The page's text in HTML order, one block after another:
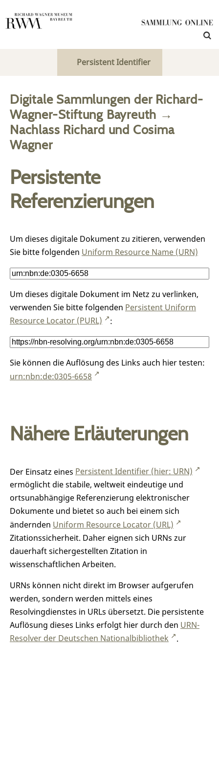
Persistent Identifier
Digitale Sammlungen der Richard-
Wagner-Stiftung Bayreuth →
Nachlass Richard und Cosima
Wagner
Persistente
Referenzierungen
Um dieses digitale Dokument zu zitieren, verwenden
Sie bitte folgenden Uniform Resource Name (URN)
Um dieses digitale Dokument im Netz zu verlinken,
verwenden Sie bitte folgenden Persistent Uniform
Resource Locator (PURL)
:
Sie können die Auflösung des Links auch hier testen:
urn:nbn:de:0305-6658
Nähere Erläuterungen
Der Einsatz eines Persistent Identifier (hier: URN)
ermöglicht die stabile, weltweit eindeutige und
ortsunabhängige Referenzierung elektronischer
Dokumente und bietet so auch bei einem sich
ändernden Uniform Resource Locator (URL)
Zitationssicherheit. Daher eignen sich URNs zur
dauerhaft sichergestellten Zitation in
wissenschaftlichen Arbeiten.
URNs können nicht direkt im Browser aufgerufen
werden, sondern werden mittels eines
Resolvingdienstes in URLs übersetzt. Die persistente
Auflösung dieses Links erfolgt hier durch den URN-
Resolver der Deutschen Nationalbibliothek
.